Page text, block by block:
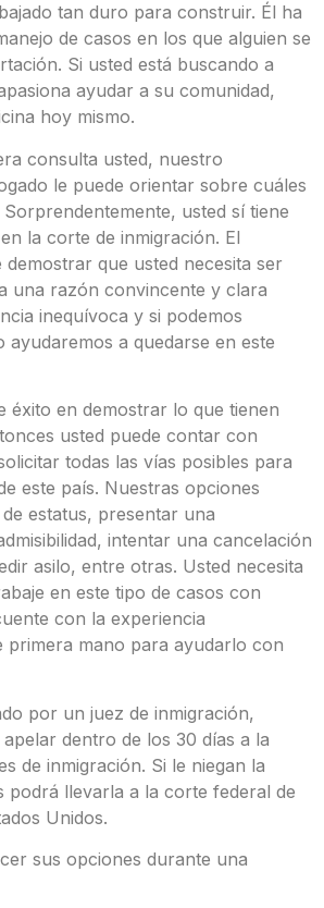
tan duro para construir. Él ha
de casos en los que alguien se
Si usted está buscando a
ayudar a su comunidad,
hoy mismo.
consulta usted, nuestro
le puede orientar sobre cuáles
usted sí tiene
la corte de inmigración. El
que usted necesita ser
una razón convincente y clara
inequívoca y si podemos
a quedarse en este
éxito en demostrar lo que tienen
usted puede contar con
todas las vías posibles para
este país. Nuestras opciones
estatus, presentar una
intentar una cancelación
asilo, entre otras. Usted necesita
en este tipo de casos con
con la experiencia
primera mano para ayudarlo con
por un juez de inmigración,
dentro de los 30 días a la
de inmigración. Si le niegan la
podrá llevarla a la corte federal de
Unidos.
sus opciones durante una